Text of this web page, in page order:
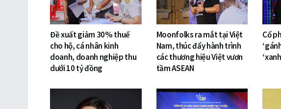
Đề xuất giảm 30% thuế
cho hộ, cá nhân kinh
doanh, doanh nghiệp thu
dưới 10 tỷ đồng
Moonfolks ra mắt tại Việt
Nam, thúc đẩy hành trình
các thương hiệu Việt vươn
tầm ASEAN
Cổ